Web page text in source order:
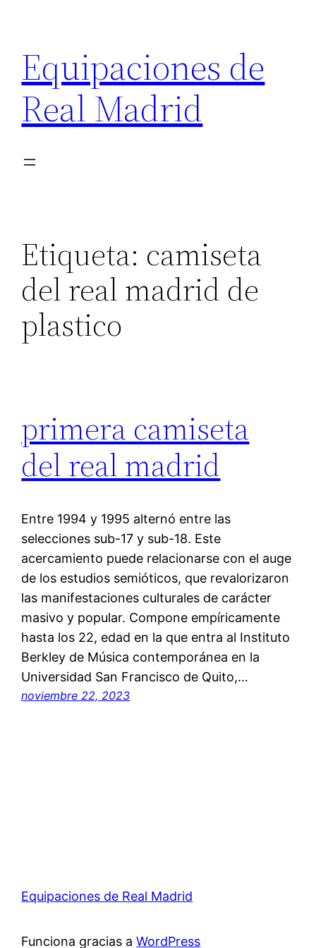
contenido
Equipaciones de
Real Madrid
Etiqueta: camiseta
del real madrid de
plastico
primera camiseta
del real madrid
Entre 1994 y 1995 alternó entre las
selecciones sub-17 y sub-18. Este
acercamiento puede relacionarse con el auge
de los estudios semióticos, que revalorizaron
las manifestaciones culturales de carácter
masivo y popular. Compone empíricamente
hasta los 22, edad en la que entra al Instituto
Berkley de Música contemporánea en la
Universidad San Francisco de Quito,…
noviembre 22, 2023
Equipaciones de Real Madrid
Funciona gracias aWordPress